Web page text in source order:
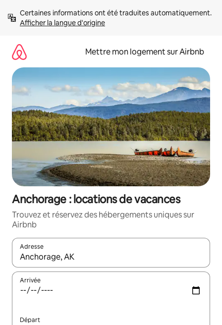
directement
Afficher la langue d'origine
Mettre mon logement sur Airbnb
Anchorage : locations de vacances
Trouvez et réservez des hébergements uniques sur
Airbnb
Adresse
Lorsque les résultats s'affichent, utilisez les flèches vers le
Arrivée
Départ